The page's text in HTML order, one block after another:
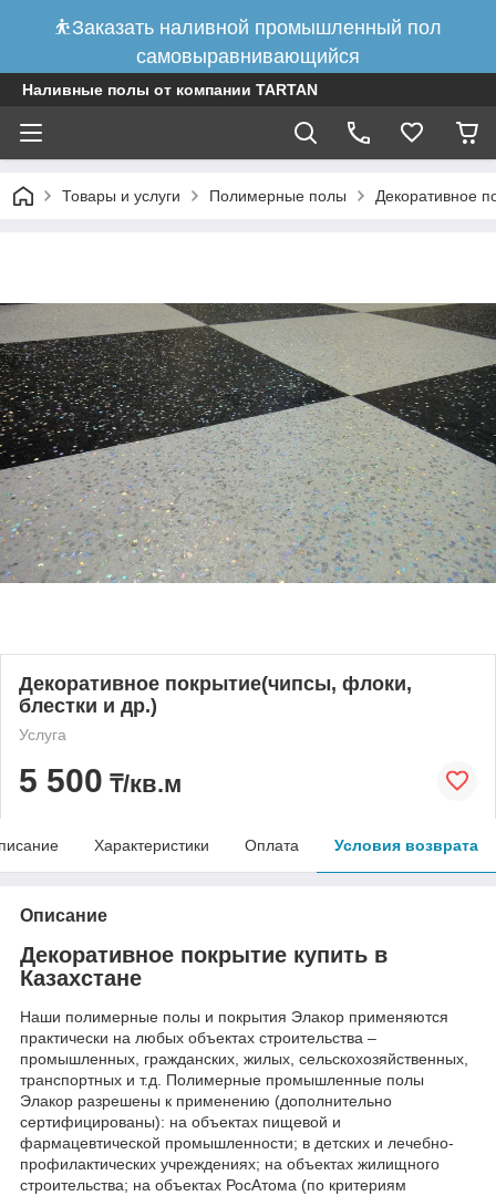
⛹Заказать наливной промышленный пол
самовыравнивающийся
Наливные полы от компании TARTAN
Товары и услуги Полимерные полы Декоративное
Декоративное покрытие(чипсы, флоки,
блестки и др.)
Услуга
5 500 ₸/кв.м
Характеристики Оплата Условия возврата
Описание
Декоративное покрытие купить в
Казахстане
Наши полимерные полы и покрытия Элакор применяются
практически на любых объектах строительства –
промышленных, гражданских, жилых, сельскохозяйственных,
транспортных и т.д. Полимерные промышленные полы
Элакор разрешены к применению (дополнительно
сертифицированы): на объектах пищевой и
фармацевтической промышленности; в детских и лечебно-
профилактических учреждениях; на объектах жилищного
строительства; на объектах РосАтома (по критериям